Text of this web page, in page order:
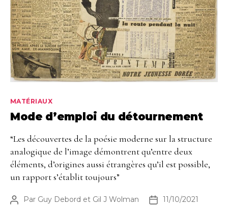
Catégories
MATÉRIAUX
Mode d’emploi du détournement
“Les découvertes de la poésie moderne sur la structure
analogique de l’image démontrent qu’entre deux
éléments, d’origines aussi étrangères qu’il est possible,
un rapport s’établit toujours”
Auteur
Par Guy Debord et Gil J Wolman
Date11/10/2021